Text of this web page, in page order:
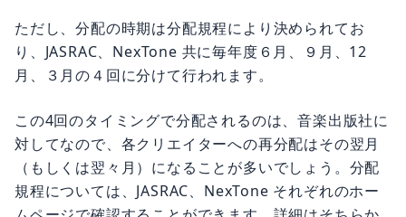
ただし、分配の時期は分配規程により決められてお
り、JASRAC、NexTone 共に毎年度６月、９月、12
月、３月の４回に分けて行われます。
この4回のタイミングで分配されるのは、音楽出版社に
対してなので、各クリエイターへの再分配はその翌月
（もしくは翌々月）になることが多いでしょう。分配
規程については、JASRAC、NexTone それぞれのホー